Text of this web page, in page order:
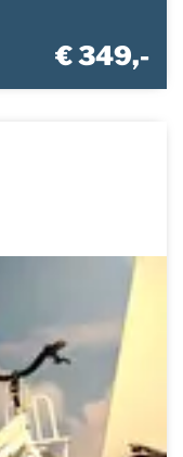
€ 349,-